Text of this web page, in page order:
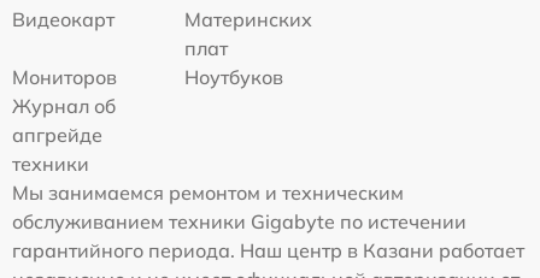
Видеокарт
Материнских
плат
Мониторов
Ноутбуков
Журнал об
апгрейде
техники
Мы занимаемся ремонтом и техническим
обслуживанием техники Gigabyte по истечении
гарантийного периода. Наш центр в Казани работает